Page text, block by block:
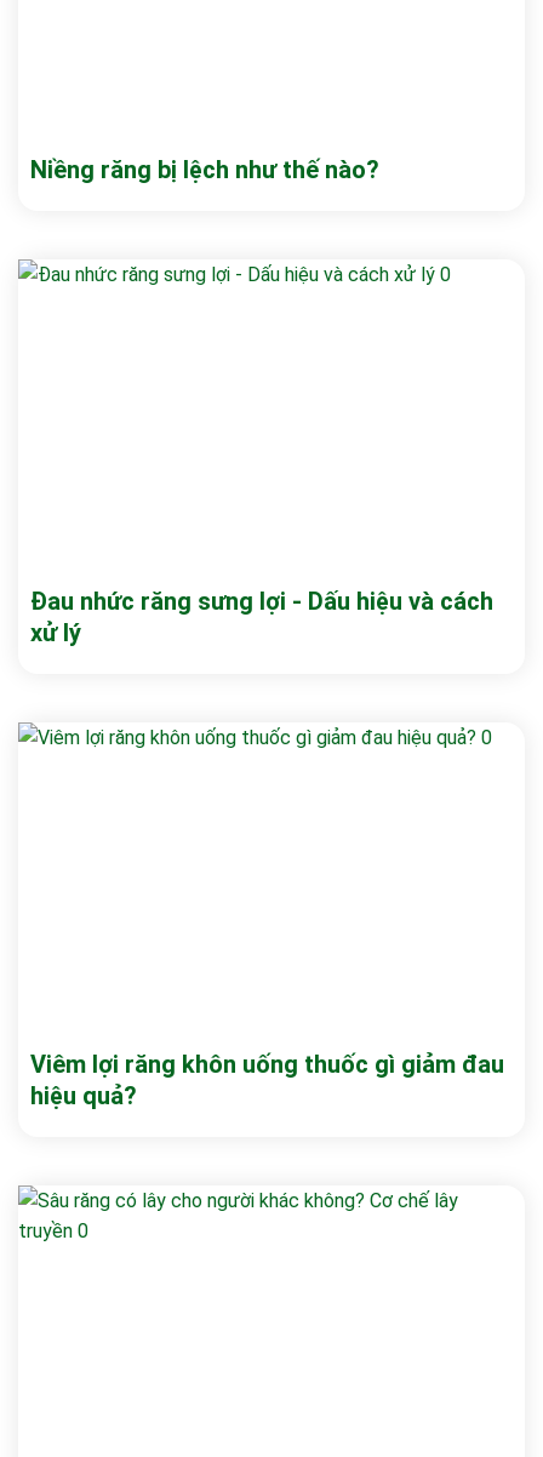
Niềng răng bị lệch như thế nào?
Đau nhức răng sưng lợi - Dấu hiệu và cách
xử lý
Viêm lợi răng khôn uống thuốc gì giảm đau
hiệu quả?